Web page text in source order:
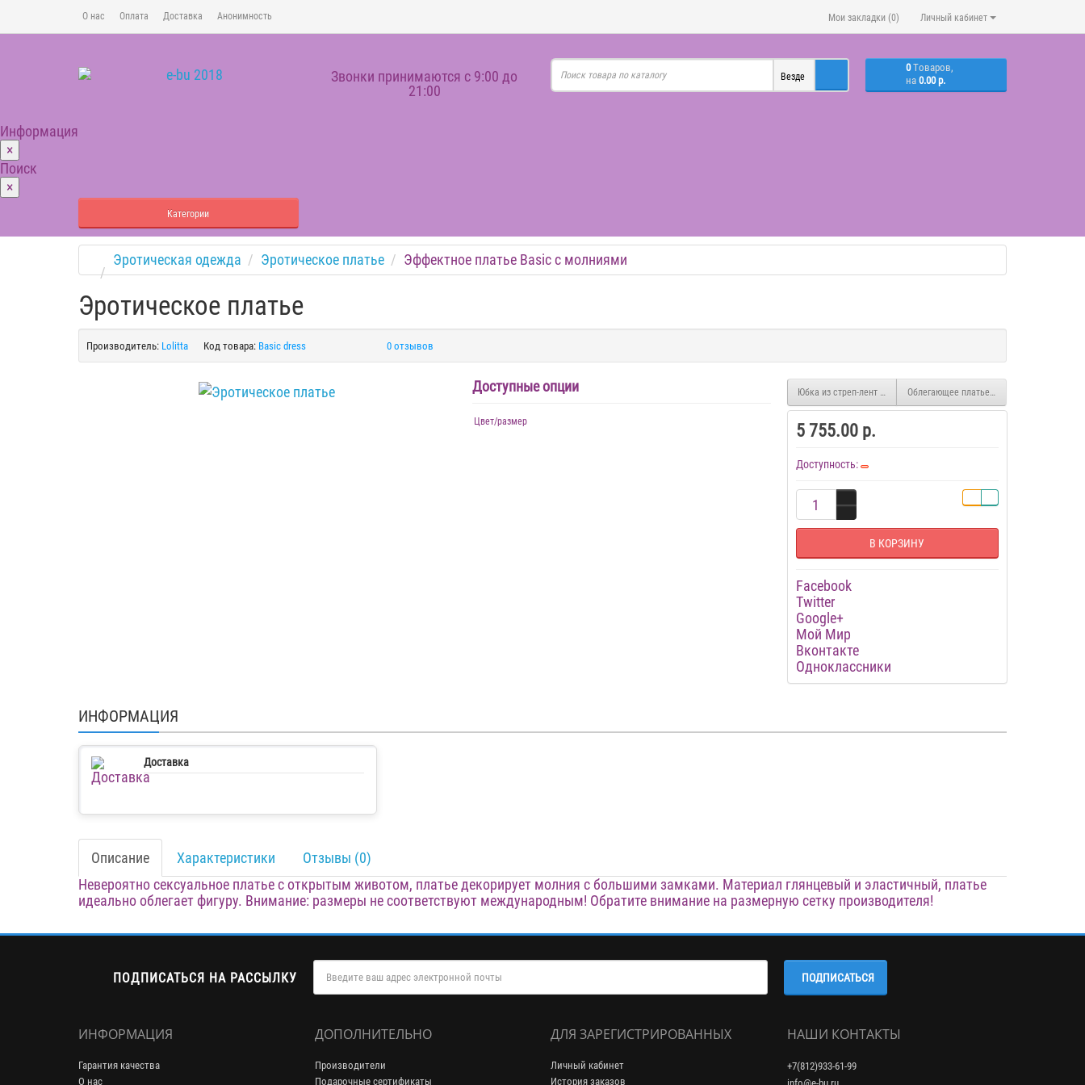
О нас Оплата Доставка Анонимность Личный кабинет
Мои закладки (0)
Звонки принимаются с 9:00 до
21:00
0 Tоваров,
на 0.00 р.
Везде
Информация
×
Поиск
×
Категории
Эротическая одежда Эротическое платье Эффектное платье Basic с молниями
Эротическое платье
Производитель: Lolitta Код товара: Basic dress 0 отзывов
Доступные опции
Цвет/размер
Юбка из стреп-лент StudentessaОблегающее платье из материала под
5 755.00 р.
Доступность:
В КОРЗИНУ
Facebook
Twitter
Google+
Мой Мир
Вконтакте
Одноклассники
ИНФОРМАЦИЯ
Доставка
Описание Характеристики
Отзывы (0)
Невероятно сексуальное платье с открытым животом, платье декорирует молния с большими замками. Материал глянцевый и эластичный, платье
идеально облегает фигуру. Внимание: размеры не соответствуют международным! Обратите внимание на размерную сетку производителя!
ПОДПИСАТЬСЯ НА РАССЫЛКУ ПОДПИСАТЬСЯ
ИНФОРМАЦИЯ
Гарантия качества
О нас
ДОПОЛНИТЕЛЬНО
Производители
Подарочные сертификаты
ДЛЯ ЗАРЕГИСТРИРОВАННЫХ
Личный кабинет
История заказов
НАШИ КОНТАКТЫ
+7(812)933-61-99